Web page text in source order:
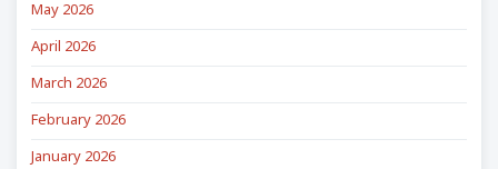
May 2026
April 2026
March 2026
February 2026
January 2026